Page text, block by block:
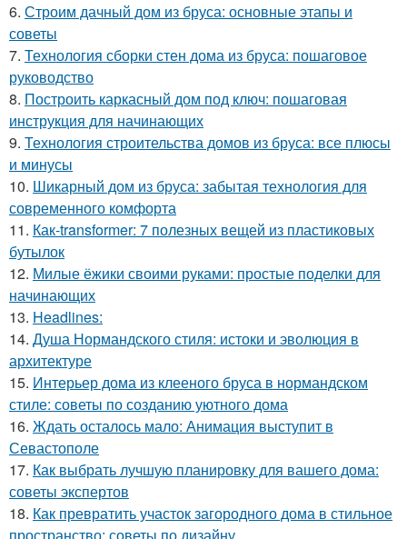
6. Строим дачный дом из бруса: основные этапы и
советы
7. Технология сборки стен дома из бруса: пошаговое
руководство
8. Построить каркасный дом под ключ: пошаговая
инструкция для начинающих
9. Технология строительства домов из бруса: все плюсы
и минусы
10. Шикарный дом из бруса: забытая технология для
современного комфорта
11. Как-transformer: 7 полезных вещей из пластиковых
бутылок
12. Милые ёжики своими руками: простые поделки для
начинающих
13. Headlines:
14. Душа Нормандского стиля: истоки и эволюция в
архитектуре
15. Интерьер дома из клееного бруса в нормандском
стиле: советы по созданию уютного дома
16. Ждать осталось мало: Анимация выступит в
Севастополе
17. Как выбрать лучшую планировку для вашего дома:
советы экспертов
18. Как превратить участок загородного дома в стильное